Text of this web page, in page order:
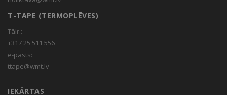
T-TAPE (TERMOPLĒVES)
Tālr.:
+317 25 511 556
e-pasts:
ttape@wmt.lv
IEKĀRTAS